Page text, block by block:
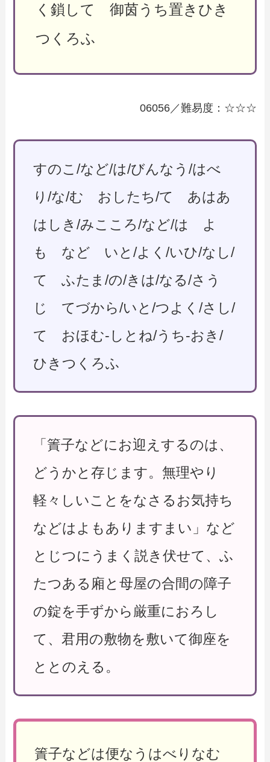
く鎖して 御茵うち置きひき
つくろふ
06056／難易度：☆☆☆
すのこ/など/は/びんなう/はべ
り/な/む おしたち/て あはあ
はしき/みこころ/など/は よ
も など いと/よく/いひ/なし/
て ふたま/の/きは/なる/さう
じ てづから/いと/つよく/さし/
て おほむ-しとね/うち-おき/
ひきつくろふ
「簀子などにお迎えするのは、
どうかと存じます。無理やり
軽々しいことをなさるお気持ち
などはよもありますまい」など
とじつにうまく説き伏せて、ふ
たつある廂と母屋の合間の障子
の錠を手ずから厳重におろし
て、君用の敷物を敷いて御座を
ととのえる。
簀子などは便なうはべりなむ